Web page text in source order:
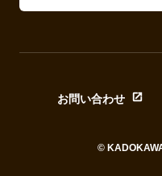
お問い合わせ
©